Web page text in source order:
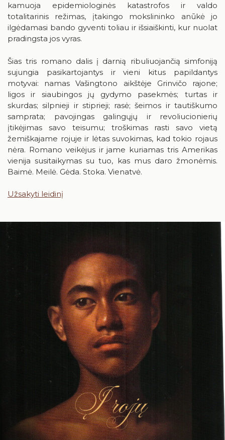
17 18 19 20 21 22 23
24 25 26 27 28 29 30
kamuoja epidemiologinės katastrofos ir valdo
totalitarinis režimas, įtakingo mokslininko anūkė jo
ilgėdamasi bando gyventi toliau ir išsiaiškinti, kur nuolat
pradingsta jos vyras.
Šias tris romano dalis į darnią ribuliuojančią simfoniją
sujungia pasikartojantys ir vieni kitus papildantys
motyvai: namas Vašingtono aikštėje Grinvičo rajone;
ligos ir siaubingos jų gydymo pasekmės; turtas ir
skurdas; silpnieji ir stiprieji; rasė; šeimos ir tautiškumo
samprata; pavojingas galingųjų ir revoliucionierių
įtikėjimas savo teisumu; troškimas rasti savo vietą
žemiškajame rojuje ir lėtas suvokimas, kad tokio rojaus
nėra. Romano veikėjus ir jame kuriamas tris Amerikas
vienija susitaikymas su tuo, kas mus daro žmonėmis.
Baimė. Meilė. Gėda. Stoka. Vienatvė.
Užsakyti leidinį